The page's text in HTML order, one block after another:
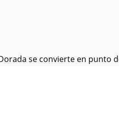
se convierte en punto